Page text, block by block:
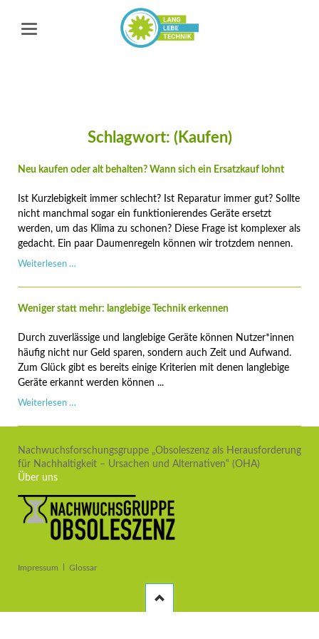
Schlagwort: (Kaufen)
Neu kaufen oder alt behalten? Wann sich ein Ersatzkauf lohnt
Ist Kurzlebigkeit immer schlecht? Ist Reparatur immer gut? Sollte
nicht manchmal sogar ein funktionierendes Geräte ersetzt
werden, um das Klima zu schonen? Diese Frage ist komplexer als
gedacht. Ein paar Daumenregeln können wir trotzdem nennen.
Weiterlesen …
alt
Wann
sich
ein
Ersatzkauf
Weniger statt mehr: langlebige Technik erkennen
Durch zuverlässige und langlebige Geräte können Nutzer*innen
häufig nicht nur Geld sparen, sondern auch Zeit und Aufwand.
Zum Glück gibt es bereits einige Kriterien mit denen langlebige
Geräte erkannt werden können ...
Weiterlesen …
langlebige
Technik
Nachwuchsforschungsgruppe „Obsoleszenz als Herausforderung
für Nachhaltigkeit – Ursachen und Alternativen“ (OHA)
Über uns
Navigation
Impressum Glossar